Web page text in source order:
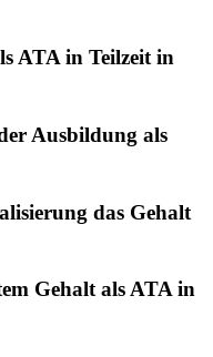
ATA in Teilzeit in
Ausbildung als
das Gehalt
Gehalt als ATA in